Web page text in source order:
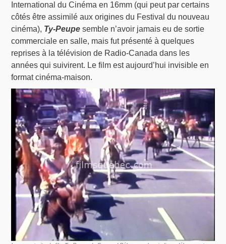
International du Cinéma en 16mm (qui peut par certains
côtés être assimilé aux origines du Festival du nouveau
cinéma), Ty-Peupe semble n’avoir jamais eu de sortie
commerciale en salle, mais fut présenté à quelques
reprises à la télévision de Radio-Canada dans les
années qui suivirent. Le film est aujourd’hui invisible en
format cinéma-maison.